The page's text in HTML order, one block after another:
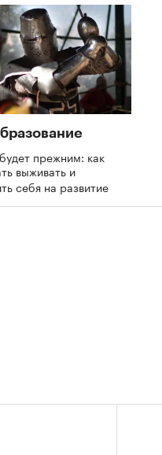
прежним: как
выживать и
себя на развитие